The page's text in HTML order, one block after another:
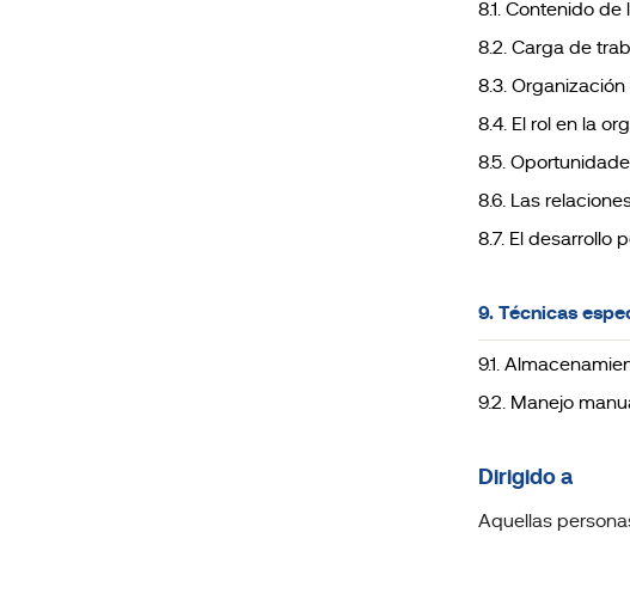
8.1. Contenido
8.2. Carga de
8.3.
8.4. El rol en la
8.5.
8.6. Las
8.7. El desarrollo
9. Técnicas
9.1.
9.2. Manejo
Dirigido a
Aquellas